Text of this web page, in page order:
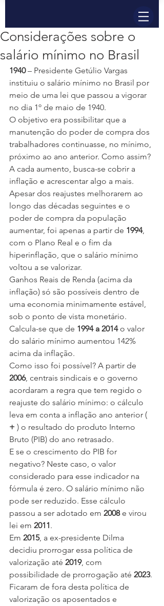
Considerações sobre o
salário mínimo no Brasil
1940 – Presidente Getúlio Vargas
instituiu o salário mínimo no Brasil por
meio de uma lei que passou a vigorar
no dia 1º de maio de 1940.
O objetivo era possibilitar que a
manutenção do poder de compra dos
trabalhadores continuasse, no mínimo,
próximo ao ano anterior. Como assim?
A cada aumento, busca-se cobrir a
inflação e acrescentar algo a mais.
Apesar dos reajustes melhorarem ao
longo das décadas seguintes e o
poder de compra da população
aumentar, foi apenas a partir de 1994,
com o Plano Real e o fim da
hiperinflação, que o salário mínimo
voltou a se valorizar.
Ganhos Reais de Renda (acima da
inflação) só são possíveis dentro de
uma economia minimamente estável,
sob o ponto de vista monetário.
Calcula-se que de 1994 a 2014 o valor
do salário mínimo aumentou 142%
acima da inflação.
Como isso foi possível? A partir de
2006, centrais sindicais e o governo
acordaram a regra que tem regido o
reajuste do salário mínimo: o cálculo
leva em conta a inflação ano anterior (
+ ) o resultado do produto Interno
Bruto (PIB) do ano retrasado.
E se o crescimento do PIB for
negativo? Neste caso, o valor
considerado para esse indicador na
fórmula é zero. O salário mínimo não
pode ser reduzido. Esse cálculo
passou a ser adotado em 2008 e virou
lei em 2011.
Em 2015, a ex-presidente Dilma
decidiu prorrogar essa política de
valorização até 2019, com
possibilidade de prorrogação até 2023.
Ficaram de fora desta política de
valorização os aposentados e